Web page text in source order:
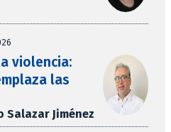
violencia:
las
Salazar Jiménez